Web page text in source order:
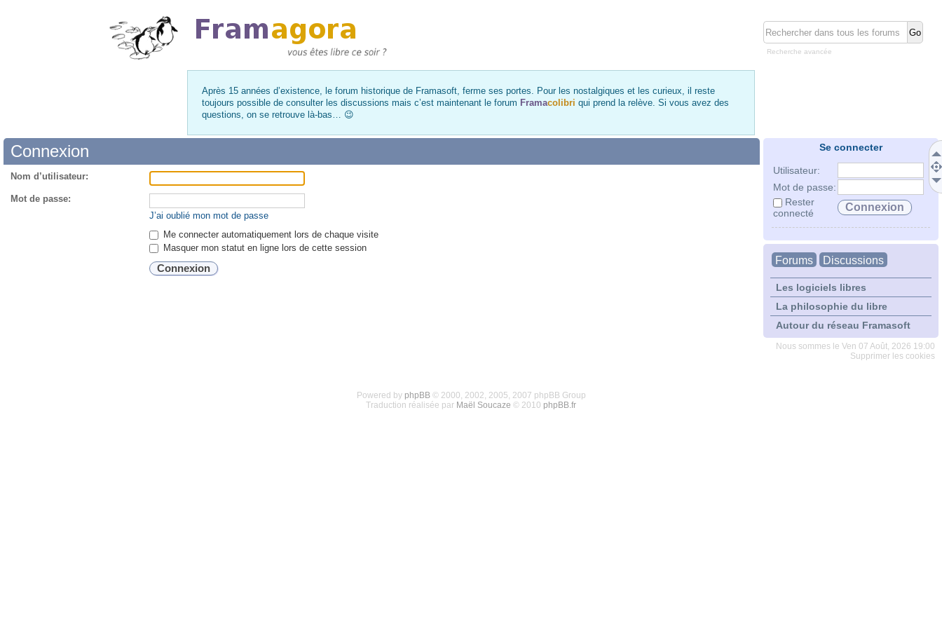
Recherche avancée
Après 15 années d’existence, le forum historique de Framasoft, ferme ses portes. Pour les nostalgiques et les curieux, il reste
toujours possible de consulter les discussions mais c’est maintenant le forum Framacolibri qui prend la relève. Si vous avez des
questions, on se retrouve là-bas… 😉
Se connecter
Utilisateur:
Mot de passe:
Rester
connecté
Forums Discussions
Les logiciels libres
La philosophie du libre
Autour du réseau Framasoft
Nous sommes le Ven 07 Août, 2026 19:00
Supprimer les cookies
Connexion
Nom d’utilisateur:
Mot de passe:
J’ai oublié mon mot de passe
Me connecter automatiquement lors de chaque visite
Masquer mon statut en ligne lors de cette session
Powered by phpBB© 2000, 2002, 2005, 2007 phpBB Group
Traduction réalisée par Maël Soucaze © 2010 phpBB.fr